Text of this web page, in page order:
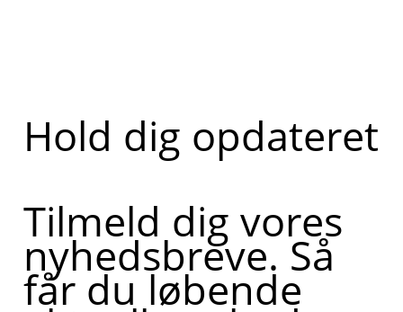
Hold dig opdateret
Tilmeld dig vores
nyhedsbreve. Så
får du løbende